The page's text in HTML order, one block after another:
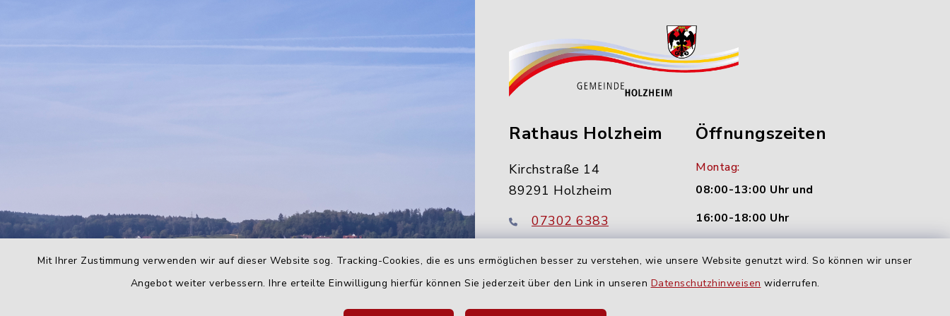
Mit Ihrer Zustimmung verwenden wir auf dieser Website sog. Tracking-Cookies, die es uns ermöglichen besser zu verstehen, wie unsere Website genutzt wird. So können wir unser
Angebot weiter verbessern. Ihre erteilte Einwilligung hierfür können Sie jederzeit über den Link in unseren Datenschutzhinweisen widerrufen.
Rathaus Holzheim
Kirchstraße 14
89291 Holzheim
07302 6383
info@holzheim-nu.de
Öffnungszeiten
Montag:
08:00-13:00 Uhr und
16:00-18:00 Uhr